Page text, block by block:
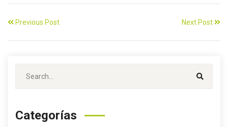
Previous Post Next Post
Categorías